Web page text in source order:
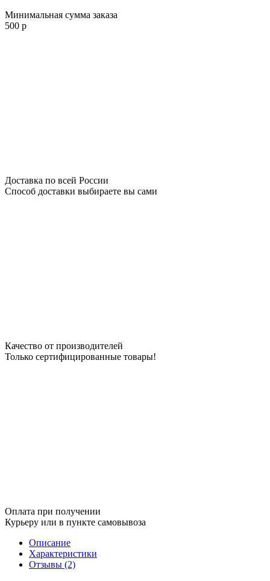
Минимальная сумма заказа
500 р
Доставка по всей России
Способ доставки выбираете вы сами
Качество от производителей
Только сертифицированные товары!
Оплата при получении
Курьеру или в пункте самовывоза
Описание
Характеристики
Отзывы (2)